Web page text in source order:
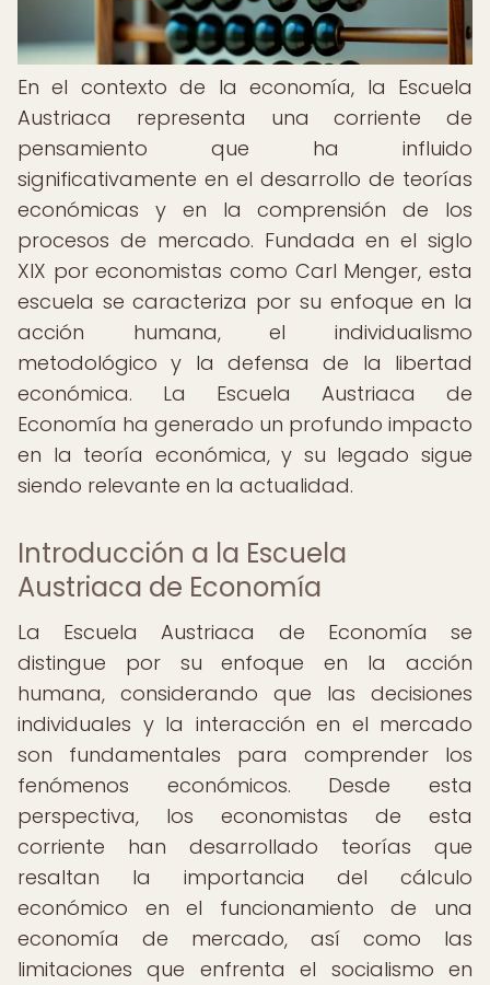
En el contexto de la economía, la Escuela
Austriaca representa una corriente de
pensamiento que ha influido
significativamente en el desarrollo de teorías
económicas y en la comprensión de los
procesos de mercado. Fundada en el siglo
XIX por economistas como Carl Menger, esta
escuela se caracteriza por su enfoque en la
acción humana, el individualismo
metodológico y la defensa de la libertad
económica. La Escuela Austriaca de
Economía ha generado un profundo impacto
en la teoría económica, y su legado sigue
siendo relevante en la actualidad.
Introducción a la Escuela
Austriaca de Economía
La Escuela Austriaca de Economía se
distingue por su enfoque en la acción
humana, considerando que las decisiones
individuales y la interacción en el mercado
son fundamentales para comprender los
fenómenos económicos. Desde esta
perspectiva, los economistas de esta
corriente han desarrollado teorías que
resaltan la importancia del cálculo
económico en el funcionamiento de una
economía de mercado, así como las
limitaciones que enfrenta el socialismo en